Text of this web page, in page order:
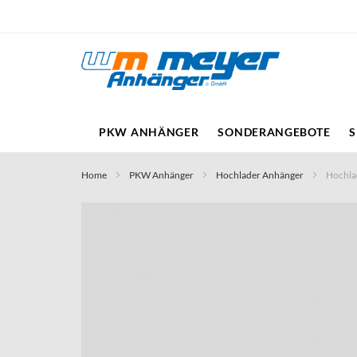
Inhalt
PKW ANHÄNGER SONDERANGEBOTE
Home PKW Anhänger Hochlader Anhänger